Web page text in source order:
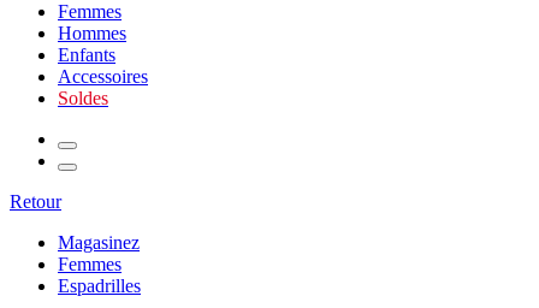
Femmes
Hommes
Enfants
Accessoires
Soldes
Retour
Magasinez
Femmes
Espadrilles